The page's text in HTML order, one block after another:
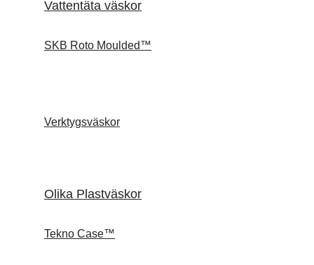
Vattentäta väskor
SKB Roto Moulded™
Verktygsväskor
Olika Plastväskor
Tekno Case™